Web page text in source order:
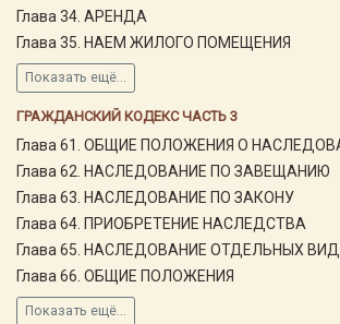
Глава 34. АРЕНДА
Глава 35. НАЕМ ЖИЛОГО ПОМЕЩЕНИЯ
Показать ещё...
ГРАЖДАНСКИЙ КОДЕКС ЧАСТЬ 3
Глава 61. ОБЩИЕ ПОЛОЖЕНИЯ О
Глава 62. НАСЛЕДОВАНИЕ ПО ЗАВЕЩАНИЮ
Глава 63. НАСЛЕДОВАНИЕ ПО ЗАКОНУ
Глава 64. ПРИОБРЕТЕНИЕ НАСЛЕДСТВА
Глава 65. НАСЛЕДОВАНИЕ ОТДЕЛЬНЫХ
Глава 66. ОБЩИЕ ПОЛОЖЕНИЯ
Показать ещё...